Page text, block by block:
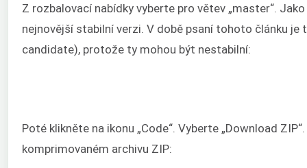
Z rozbalovací nabídky vyberte pro větev „master“.
nejnovější stabilní verzi. V době psaní tohoto článku je
candidate), protože ty mohou být nestabilní:
Poté klikněte na ikonu „Code“. Vyberte „Download
komprimovaném archivu ZIP: